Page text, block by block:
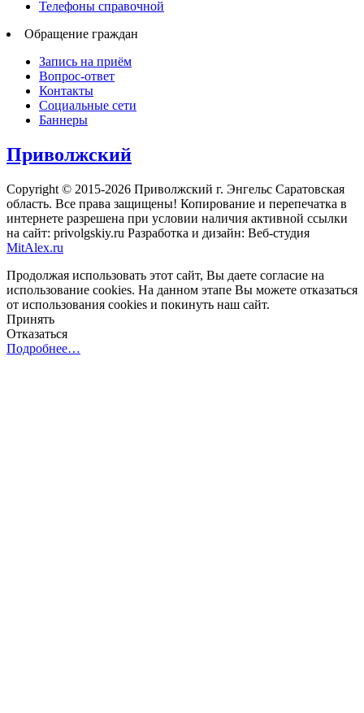
Телефоны справочной
Обращение граждан
Запись на приём
Вопрос-ответ
Контакты
Социальные сети
Баннеры
Приволжский
Copyright © 2015-2026 Приволжский г. Энгельс Саратовская
область. Все права защищены! Копирование и перепечатка в
интернете разрешена при условии наличия активной ссылки
на сайт: privolgskiy.ru Разработка и дизайн: Веб-студия
MitAlex.ru
Продолжая использовать этот сайт, Вы даете согласие на
использование cookies. На данном этапе Вы можете отказаться
от использования cookies и покинуть наш сайт.
Принять
Отказаться
Подробнее…